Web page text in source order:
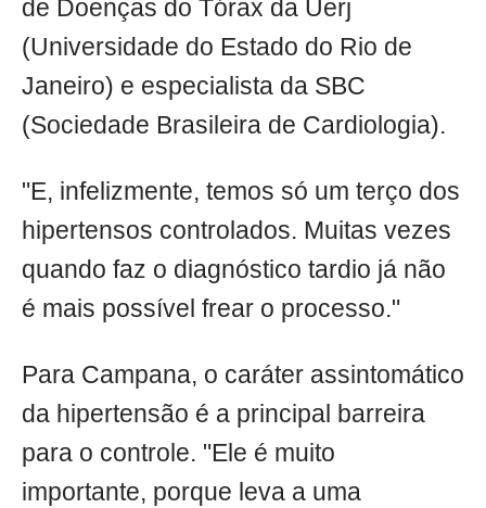
de Doenças do Tórax da Uerj
(Universidade do Estado do Rio de
Janeiro) e especialista da SBC
(Sociedade Brasileira de Cardiologia).
"E, infelizmente, temos só um terço dos
hipertensos controlados. Muitas vezes
quando faz o diagnóstico tardio já não
é mais possível frear o processo."
Para Campana, o caráter assintomático
da hipertensão é a principal barreira
para o controle. "Ele é muito
importante, porque leva a uma